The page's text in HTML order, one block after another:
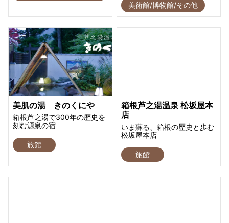
美術館/博物館/その他
美肌の湯 きのくにや
箱根芦之湯で300年の歴史を
刻む源泉の宿
旅館
箱根芦之湯温泉 松坂屋本
店
いま蘇る、箱根の歴史と歩む
松坂屋本店
旅館